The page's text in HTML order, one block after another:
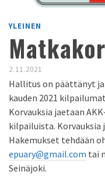
YLEINEN
2.11.2021
Hallitus on päättänyt
kauden 2021
Korvauksia jaetaan
kilpailuista. Korvauksia
Hakemukset tehdään
epuary@gmail.com tai
Seinäjoki.